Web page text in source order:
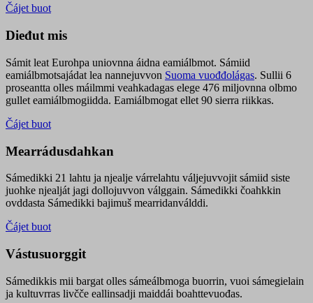
Čájet buot
Dieđut mis
Sámit leat Eurohpa uniovnna áidna eamiálbmot. Sámiid
eamiálbmotsajádat lea nannejuvvon Suoma vuođđolágas. Sullii 6
proseantta olles máilmmi veahkadagas elege 476 miljovnna olbmo
gullet eamiálbmogiidda. Eamiálbmogat ellet 90 sierra riikkas.
Čájet buot
Mearrádusdahkan
Sámedikki 21 lahtu ja njealje várrelahtu váljejuvvojit sámiid siste
juohke njealját jagi dollojuvvon válggain. Sámedikki čoahkkin
ovddasta Sámedikki bajimuš mearridanválddi.
Čájet buot
Vástusuorggit
Sámedikkis mii bargat olles sámeálbmoga buorrin, vuoi sámegielain
ja kultuvrras livčče eallinsadji maiddái boahttevuođas.